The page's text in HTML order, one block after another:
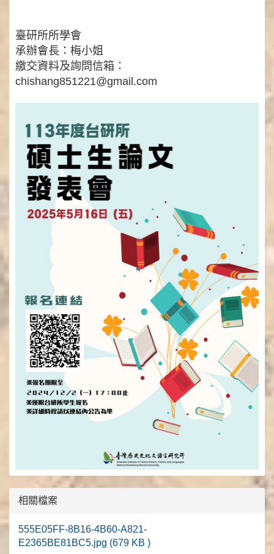
臺研所所學會
承辦會長：梅小姐
繳交資料及詢問信箱：
chishang851221@gmail.com
相關檔案
555E05FF-8B16-4B60-A821-
E2365BE81BC5.jpg (679 KB )